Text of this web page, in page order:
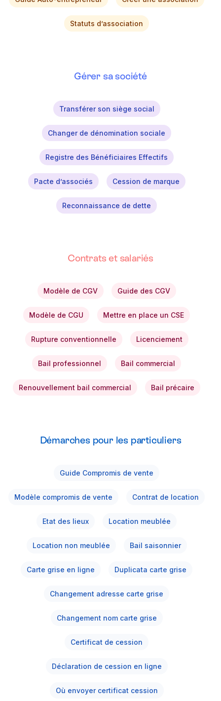
Statuts d’association
Gérer sa société
Transférer son siège social
Changer de dénomination sociale
Registre des Bénéficiaires Effectifs
Pacte d’associés Cession de marque
Reconnaissance de dette
Contrats et salariés
Modèle de CGV Guide des CGV
Modèle de CGU Mettre en place un CSE
Rupture conventionnelle Licenciement
Bail professionnel Bail commercial
Renouvellement bail commercial Bail précaire
Démarches pour les particuliers
Guide Compromis de vente
Modèle compromis de vente Contrat de location
Etat des lieux Location meublée
Location non meublée Bail saisonnier
Carte grise en ligne Duplicata carte grise
Changement adresse carte grise
Changement nom carte grise
Certificat de cession
Déclaration de cession en ligne
Où envoyer certificat cession